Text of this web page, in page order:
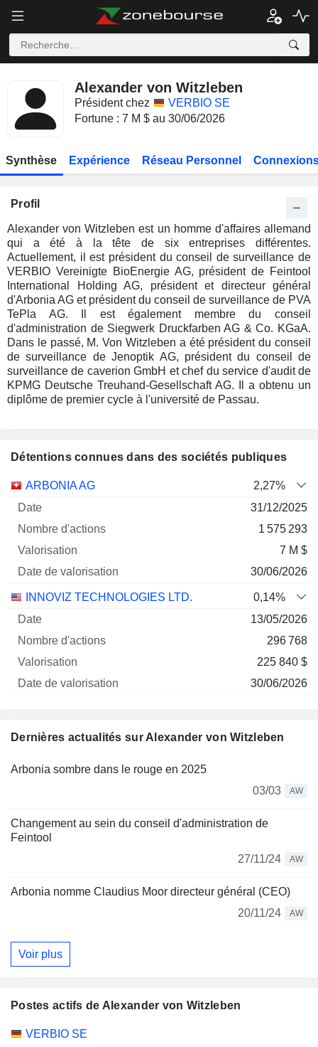
Alexander von Witzleben
Président chez
VERBIO SE
Fortune : 7 M $ au 30/06/2026
Synthèse Expérience Réseau Personnel
Profil
Alexander von Witzleben est un homme d'affaires allemand
qui a été à la tête de six entreprises différentes.
Actuellement, il est président du conseil de surveillance de
VERBIO Vereinigte BioEnergie AG, président de Feintool
International Holding AG, président et directeur général
d'Arbonia AG et président du conseil de surveillance de PVA
TePla AG. Il est également membre du conseil
d'administration de Siegwerk Druckfarben AG & Co. KGaA.
Dans le passé, M. Von Witzleben a été président du conseil
de surveillance de Jenoptik AG, président du conseil de
surveillance de caverion GmbH et chef du service d'audit de
KPMG Deutsche Treuhand-Gesellschaft AG. Il a obtenu un
diplôme de premier cycle à l'université de Passau.
Détentions connues dans des sociétés publiques
Nombre
Date de
ARBONIA AG
2,27%
31/12/2025
1 575 293
7 M $
30/06/2026
INNOVIZ TECHNOLOGIES LTD.
0,14%
13/05/2026
296 768
225 840 $
30/06/2026
Dernières actualités sur Alexander von Witzleben
Arbonia sombre dans le rouge en 2025
03/03
AW
Changement au sein du conseil d'administration de
Feintool
27/11/24
AW
Arbonia nomme Claudius Moor directeur général (CEO)
20/11/24
AW
Voir plus
Postes actifs de Alexander von Witzleben
Sociétés Poste
VERBIO SE